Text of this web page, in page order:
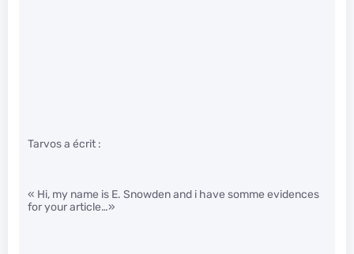
Tarvos a écrit :
« Hi, my name is E. Snowden and i have somme evidences
for your article…»